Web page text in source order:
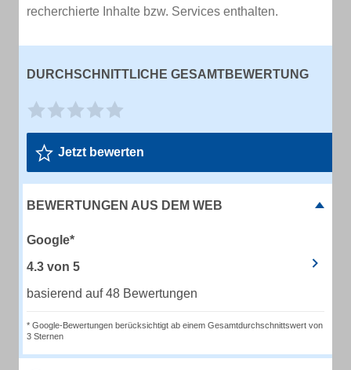
recherchierte Inhalte bzw. Services enthalten.
DURCHSCHNITTLICHE GESAMTBEWERTUNG
Jetzt bewerten
BEWERTUNGEN AUS DEM WEB
Google*
4.3 von 5
basierend auf 48 Bewertungen
* Google-Bewertungen berücksichtigt ab einem Gesamtdurchschnittswert von
3 Sternen